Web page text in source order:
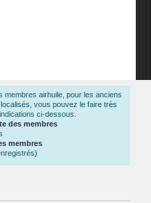
membres airhuile, pour les anciens
vous pouvez le faire très
ci-dessous.
des membres
membres